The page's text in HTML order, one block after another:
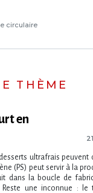
circulaire
THÈME
en
ultrafrais peuvent
(PS) peut servir à la
dans la boucle de
Reste une inconnue : le